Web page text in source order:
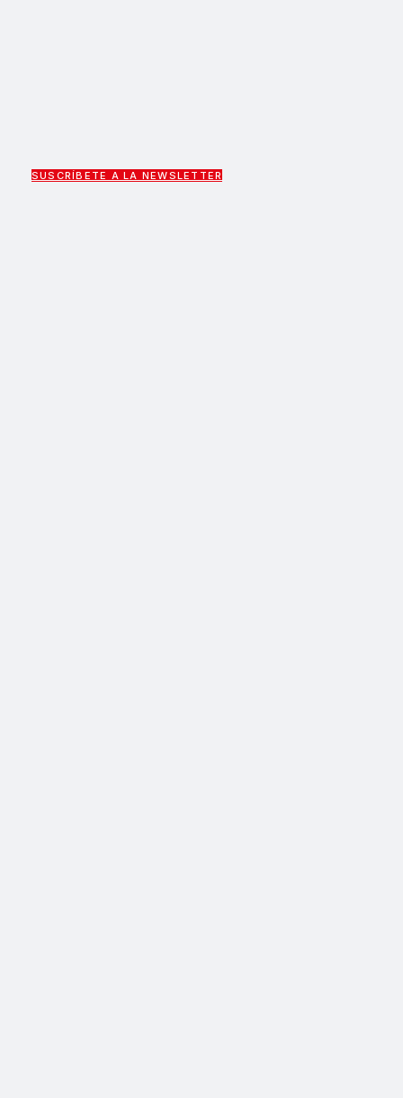
SUSCRÍBETE A LA NEWSLETTER